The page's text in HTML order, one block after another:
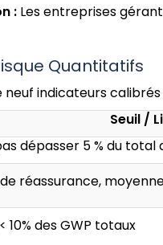
: Les entreprises
Quantitatifs
indicateurs
Seuil /
dépasser 5 % du total
de réassurance,
10% des GWP totaux